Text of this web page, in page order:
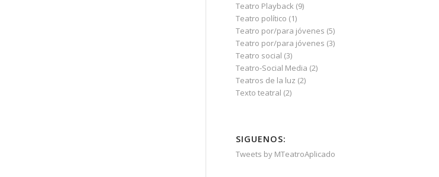
Teatro Playback (9)
Teatro político (1)
Teatro por/para jóvenes (5)
Teatro por/para jóvenes (3)
Teatro social (3)
Teatro-Social Media (2)
Teatros de la luz (2)
Texto teatral (2)
SIGUENOS:
Tweets by MTeatroAplicado